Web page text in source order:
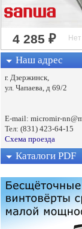
Наш адрес
г. Дзержинск,
ул. Чапаева, д 69/2
E-mail: micromir-
Тел: (831) 423-64-15
Схема проезда
Каталоги PDF